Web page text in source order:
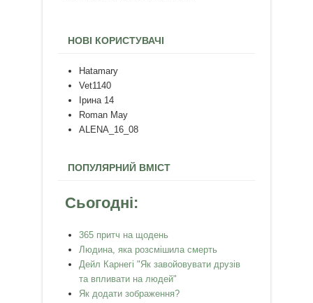
НОВІ КОРИСТУВАЧІ
Hatamary
Vet1140
Ірина 14
Roman May
ALENA_16_08
ПОПУЛЯРНИЙ ВМІСТ
Сьогодні:
365 притч на щодень
Людина, яка розсмішила смерть
Дейл Карнегі "Як завойовувати друзів
та впливати на людей"
Як додати зображення?